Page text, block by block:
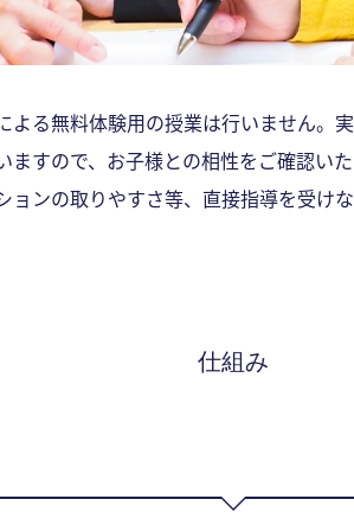
よる無料体験用の授業は行いません。
ますので、お子様との相性をご確認い
ョンの取りやすさ等、直接指導を受け
仕組み